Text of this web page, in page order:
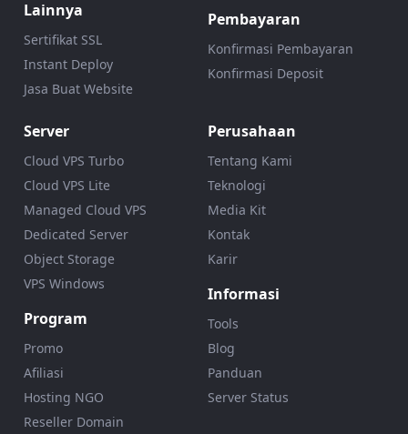
Lainnya
Sertifikat SSL
Instant Deploy
Jasa Buat Website
Pembayaran
Konfirmasi Pembayaran
Konfirmasi Deposit
Server
Cloud VPS Turbo
Cloud VPS Lite
Managed Cloud VPS
Dedicated Server
Object Storage
VPS Windows
Program
Promo
Afiliasi
Hosting NGO
Reseller Domain
Perusahaan
Tentang Kami
Teknologi
Media Kit
Kontak
Karir
Informasi
Tools
Blog
Panduan
Server Status